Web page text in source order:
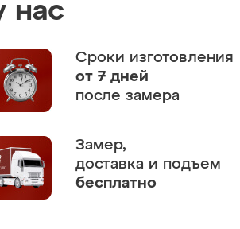
нас
Сроки изготовления
от 7 дней
после замера
Замер,
доставка и подъем
бесплатно